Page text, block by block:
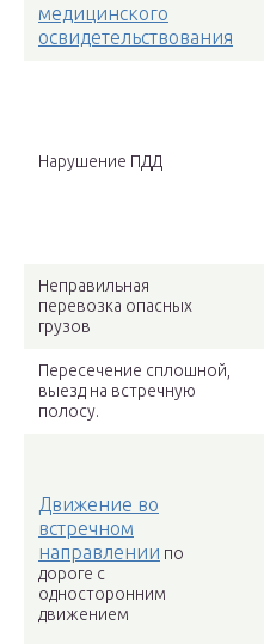
медицинского
освидетельствования
Нарушение ПДД
Неправильная
перевозка опасных
грузов
Пересечение сплошной,
выезд на встречную
полосу.
Движение во
встречном
направлении по
дороге с
односторонним
движением